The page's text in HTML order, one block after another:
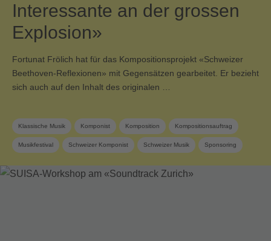
Interessante an der grossen
Explosion»
Fortunat Frölich hat für das Kompositionsprojekt «Schweizer
Beethoven-Reflexionen» mit Gegensätzen gearbeitet. Er bezieht
sich auch auf den Inhalt des originalen …
Klassische Musik Komponist Komposition Kompositionsauftrag
Musikfestival Schweizer Komponist Schweizer Musik Sponsoring